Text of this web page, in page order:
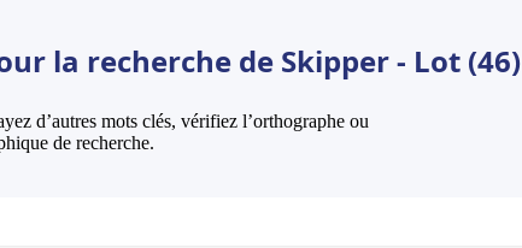
la recherche de Skipper - Lot (46)
d’autres mots clés, vérifiez l’orthographe ou
de recherche.